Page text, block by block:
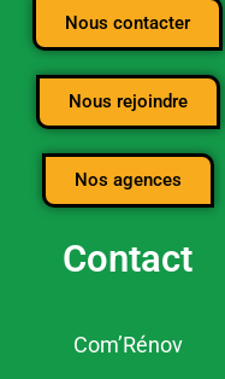
Nous contacter
Nous rejoindre
Nos agences
Contact
Com’Rénov